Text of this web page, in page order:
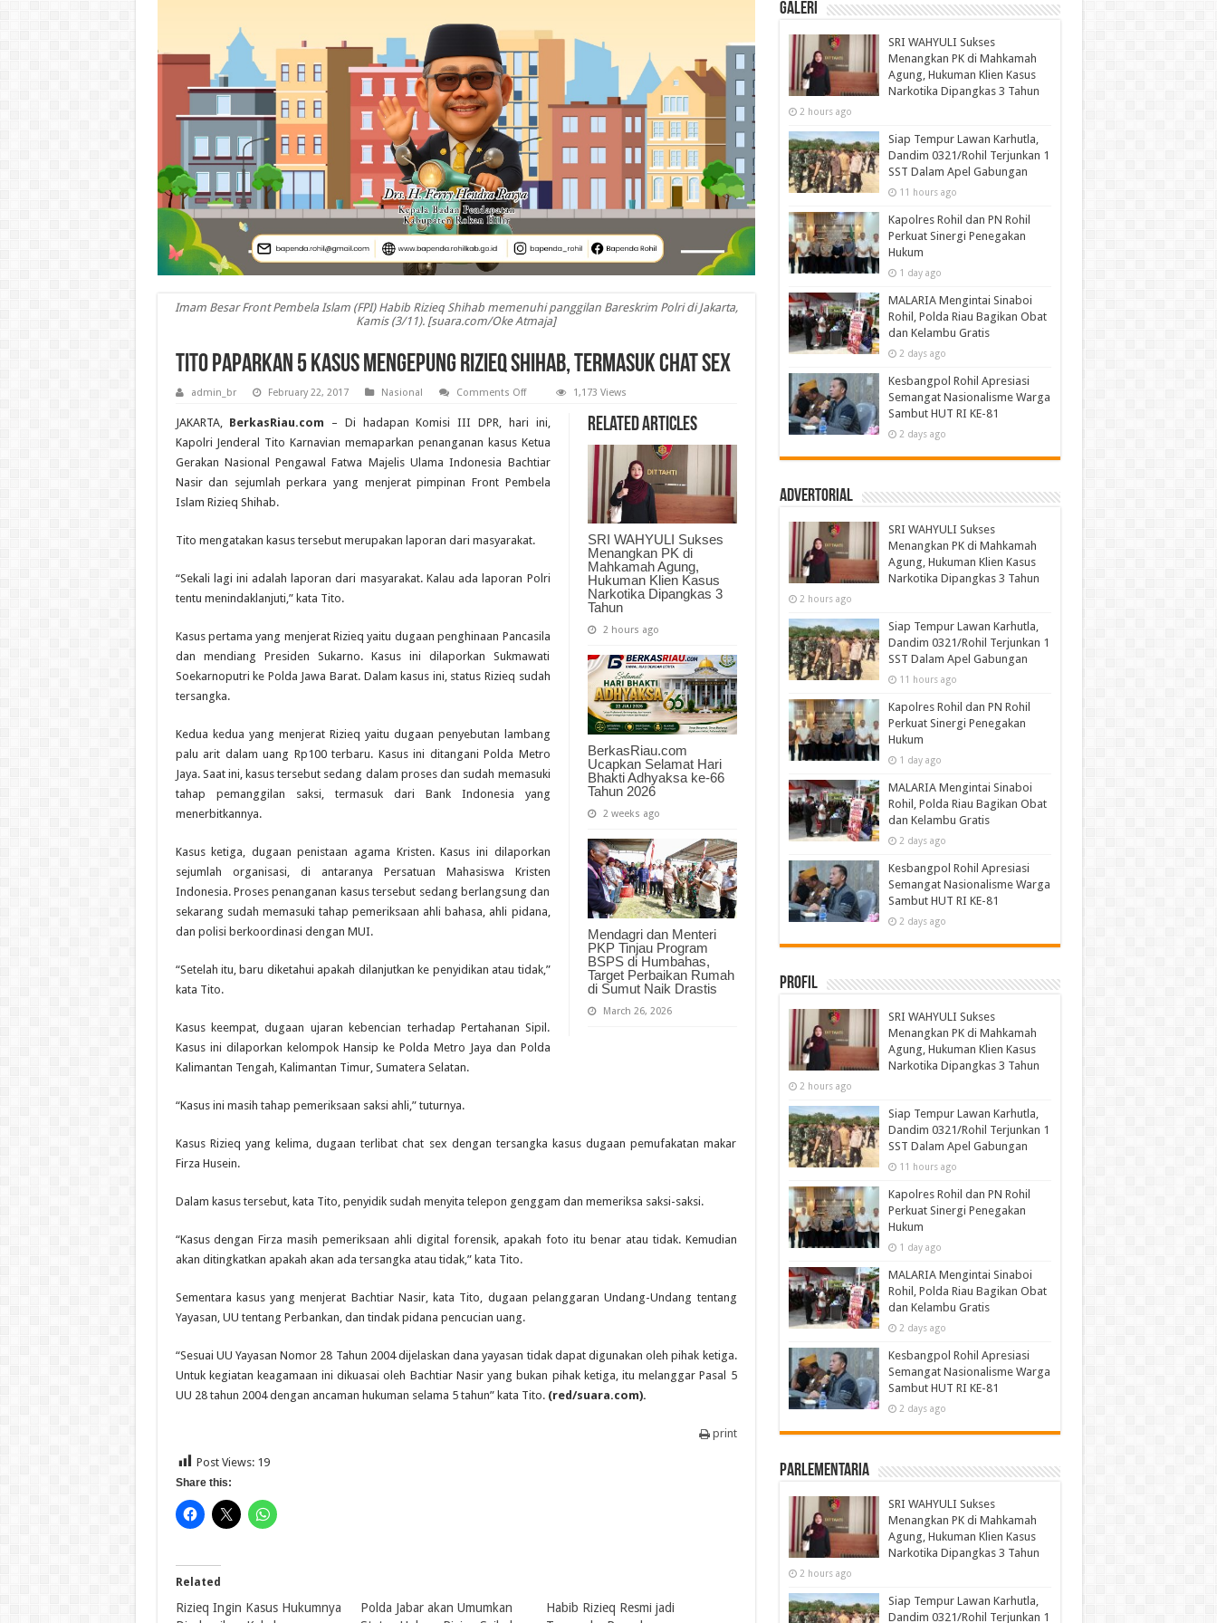
Imam Besar Front Pembela Islam (FPI) Habib Rizieq Shihab memenuhi panggilan Bareskrim Polri di Jakarta,
Kamis (3/11). [suara.com/Oke Atmaja]
Tito Paparkan 5 Kasus Mengepung Rizieq Shihab, Termasuk Chat Sex
admin_br February 22, 2017 Nasional Comments Offon
5
Kasus
Mengepung
Rizieq
Termasuk
1,173 Views
Related Articles
SRI WAHYULI Sukses
Menangkan PK di
Mahkamah Agung,
Hukuman Klien Kasus
Narkotika Dipangkas 3
Tahun
2 hours ago
BerkasRiau.com
Ucapkan Selamat Hari
Bhakti Adhyaksa ke-66
Tahun 2026
2 weeks ago
Mendagri dan Menteri
PKP Tinjau Program
BSPS di Humbahas,
Target Perbaikan Rumah
di Sumut Naik Drastis
March 26, 2026
JAKARTA, BerkasRiau.com – Di hadapan Komisi III DPR, hari ini,
Kapolri Jenderal Tito Karnavian memaparkan penanganan kasus Ketua
Gerakan Nasional Pengawal Fatwa Majelis Ulama Indonesia Bachtiar
Nasir dan sejumlah perkara yang menjerat pimpinan Front Pembela
Islam Rizieq Shihab.
Tito mengatakan kasus tersebut merupakan laporan dari masyarakat.‎
“Sekali lagi ini adalah laporan dari masyarakat. Kalau ada laporan Polri
tentu menindaklanjuti,” kata Tito.
Kasus pertama yang menjerat Rizieq yaitu dugaan penghinaan Pancasila
dan mendiang Presiden Sukarno. Kasus ini dilaporkan Sukmawati
Soekarnoputri ke Polda Jawa Barat. Dalam kasus ini, status Rizieq sudah
tersangka.
Kedua kedua yang menjerat Rizieq yaitu dugaan penyebutan lambang
palu arit dalam uang Rp100 terbaru. Kasus ini ditangani Polda Metro
Jaya. Saat ini, kasus tersebut sedang dalam proses dan sudah memasuki
tahap pemanggilan saksi, termasuk dari Bank Indonesia yang
menerbitkannya.
Kasus ketiga, dugaan penistaan agama Kristen. Kasus ini dilaporkan
sejumlah organisasi, di antaranya Persatuan Mahasiswa Kristen
Indonesia. Proses penanganan kasus tersebut sedang berlangsung dan
sekarang sudah memasuki tahap pemeriksaan ahli bahasa, ahli pidana,
dan polisi berkoordinasi dengan MUI.
“Setelah itu, baru diketahui apakah dilanjutkan ke penyidikan atau tidak,”
kata Tito.
Kasus keempat, dugaan ujaran kebencian terhadap Pertahanan Sipil.
Kasus ini dilaporkan kelompok Hansip ke Polda Metro Jaya dan Polda
Kalimantan Tengah, Kalimantan Timur, Sumatera Selatan‎.
“Kasus ini ‎masih tahap pemeriksaan saksi ahli,” tuturnya.
Kasus Rizieq yang kelima, dugaan terlibat chat sex dengan tersangka kasus dugaan pemufakatan makar
Firza Husein.
Dalam kasus tersebut, kata Tito, penyidik sudah menyita telepon genggam dan memeriksa saksi-saksi.
“Kasus dengan Firza masih pemeriksaan ahli digital forensik, apakah foto itu benar atau tidak. Kemudian
akan ditingkatkan apakah akan ada tersangka atau tidak,” kata Tito.
Sementara kasus yang menjerat Bachtiar Nasir, kata Tito, dugaan pelanggaran Undang-Undang tentang
Yayasan, UU tentang Perbankan, dan tindak pidana pencucian uang.
“Sesuai UU Yayasan Nomor 28 Tahun 2004 dijelaskan dana yayasan tidak dapat digunakan oleh pihak ketiga.
Untuk kegiatan keagamaan ini dikuasai oleh Bachtiar Nasir yang bukan pihak ketiga, itu melanggar Pasal 5
UU 28 tahun 2004 dengan ancaman hukuman selama 5 tahun” kata Tito.(red/suara.com).
print
Post Views: 19
Share this:
Related
Rizieq Ingin Kasus Hukumnya
Polda Jabar akan Umumkan
Habib Rizieq Resmi jadi
Galeri
SRI WAHYULI Sukses
Menangkan PK di Mahkamah
Agung, Hukuman Klien Kasus
Narkotika Dipangkas 3 Tahun
2 hours ago
Siap Tempur Lawan Karhutla,
Dandim 0321/Rohil Terjunkan 1
SST Dalam Apel Gabungan
11 hours ago
Kapolres Rohil dan PN Rohil
Perkuat Sinergi Penegakan
Hukum
1 day ago
MALARIA Mengintai Sinaboi
Rohil, Polda Riau Bagikan Obat
dan Kelambu Gratis
2 days ago
Kesbangpol Rohil Apresiasi
Semangat Nasionalisme Warga
Sambut HUT RI KE-81
2 days ago
Advertorial
SRI WAHYULI Sukses
Menangkan PK di Mahkamah
Agung, Hukuman Klien Kasus
Narkotika Dipangkas 3 Tahun
2 hours ago
Siap Tempur Lawan Karhutla,
Dandim 0321/Rohil Terjunkan 1
SST Dalam Apel Gabungan
11 hours ago
Kapolres Rohil dan PN Rohil
Perkuat Sinergi Penegakan
Hukum
1 day ago
MALARIA Mengintai Sinaboi
Rohil, Polda Riau Bagikan Obat
dan Kelambu Gratis
2 days ago
Kesbangpol Rohil Apresiasi
Semangat Nasionalisme Warga
Sambut HUT RI KE-81
2 days ago
Profil
SRI WAHYULI Sukses
Menangkan PK di Mahkamah
Agung, Hukuman Klien Kasus
Narkotika Dipangkas 3 Tahun
2 hours ago
Siap Tempur Lawan Karhutla,
Dandim 0321/Rohil Terjunkan 1
SST Dalam Apel Gabungan
11 hours ago
Kapolres Rohil dan PN Rohil
Perkuat Sinergi Penegakan
Hukum
1 day ago
MALARIA Mengintai Sinaboi
Rohil, Polda Riau Bagikan Obat
dan Kelambu Gratis
2 days ago
Kesbangpol Rohil Apresiasi
Semangat Nasionalisme Warga
Sambut HUT RI KE-81
2 days ago
Parlementaria
SRI WAHYULI Sukses
Menangkan PK di Mahkamah
Agung, Hukuman Klien Kasus
Narkotika Dipangkas 3 Tahun
2 hours ago
Siap Tempur Lawan Karhutla,
Dandim 0321/Rohil Terjunkan 1